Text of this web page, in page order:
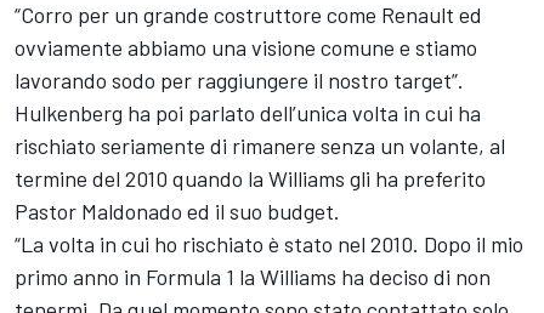
“Corro per un grande costruttore come Renault ed
ovviamente abbiamo una visione comune e stiamo
lavorando sodo per raggiungere il nostro target”.
Hulkenberg ha poi parlato dell’unica volta in cui ha
rischiato seriamente di rimanere senza un volante, al
termine del 2010 quando la Williams gli ha preferito
Pastor Maldonado ed il suo budget.
“La volta in cui ho rischiato è stato nel 2010. Dopo il mio
primo anno in Formula 1 la Williams ha deciso di non